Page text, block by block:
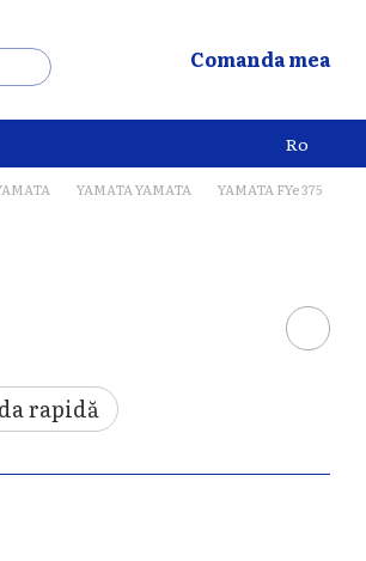
Comanda mea
Ro
YAMATA YAMATA YAMATA FYe 375
rapidă